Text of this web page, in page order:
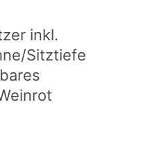
inkl.
Sitztiefe